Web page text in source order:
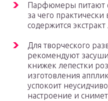
Парфюмеры питают
за чего
содержится экстракт
Для творческого
рекомендуют
книжек лепестки
изготовления
успокоит
настроение и